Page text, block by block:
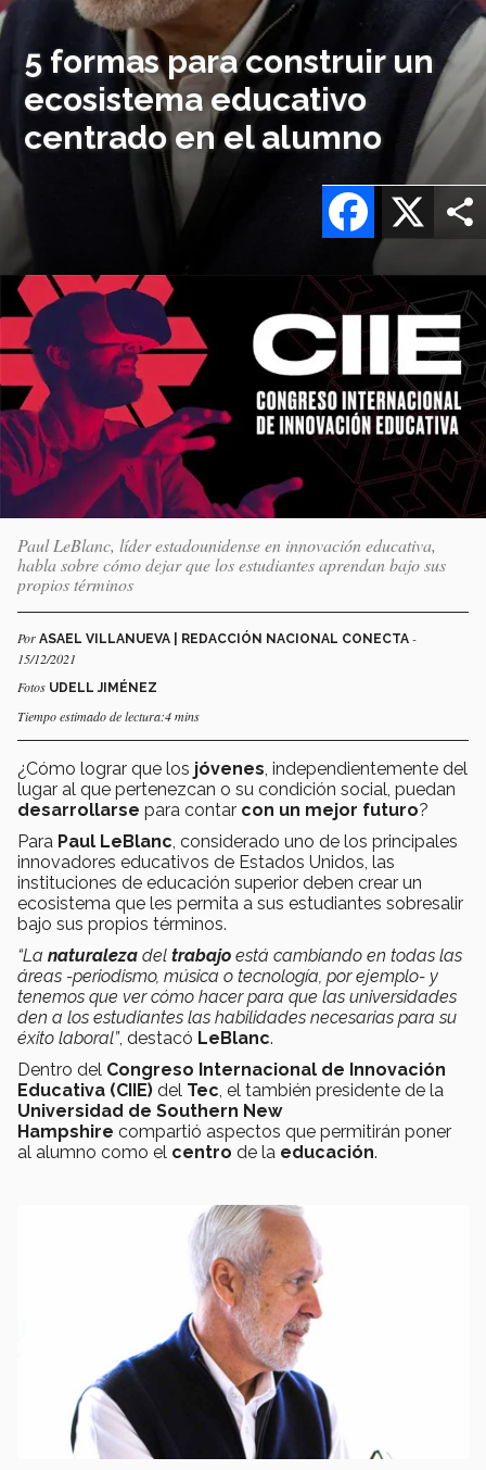
5 formas para construir un
ecosistema educativo
centrado en el alumno
X
Facebook
Imagen
o
logo
Paul LeBlanc, líder estadounidense en innovación educativa,
habla sobre cómo dejar que los estudiantes aprendan bajo sus
propios términos
Por ASAEL VILLANUEVA | REDACCIÓN NACIONAL CONECTA -
15/12/2021
Fotos UDELL JIMÉNEZ
Tiempo estimado de lectura:4 mins
¿Cómo lograr que los jóvenes , independientemente del
lugar al que pertenezcan o su condición social, puedan
desarrollarse para contar con un mejor futuro?
Para Paul LeBlanc , considerado uno de los principales
innovadores educativos de Estados Unidos, las
instituciones de educación superior deben crear un
ecosistema que les permita a sus estudiantes sobresalir
bajo sus propios términos.
“La naturaleza del trabajo está cambiando en todas las
áreas -periodismo, música o tecnología, por ejemplo- y
tenemos que ver cómo hacer para que las universidades
den a los estudiantes las habilidades necesarias para su
éxito laboral”, destacó LeBlanc.
Dentro del Congreso Internacional de Innovación
Educativa (CIIE) del Tec , el también presidente de la
Universidad de Southern New
Hampshire compartió aspectos que permitirán poner
al alumno como el centro de la educación.